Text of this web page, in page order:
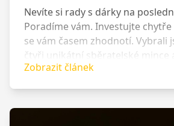
Nevíte si rady s dárky na
Poradíme vám. Investujte
se vám časem zhodnotí. Vybrali
čtyři unikátní sběratelské mince
exkluzivní sadu Karla IV., jež si
Zobrazit článek